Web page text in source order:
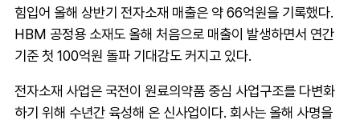
힘입어 올해 상반기 전자소재 매출은 약 66억원을 기록했다.
HBM 공정용 소재도 올해 처음으로 매출이 발생하면서 연간
기준 첫 100억원 돌파 기대감도 커지고 있다.
전자소재 사업은 국전이 원료의약품 중심 사업구조를 다변화
하기 위해 수년간 육성해 온 신사업이다. 회사는 올해 사명을